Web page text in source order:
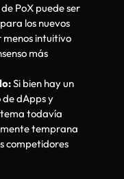
PoX puede ser
los nuevos
menos intuitivo
más
Si bien hay un
de dApps y
todavía
temprana
competidores